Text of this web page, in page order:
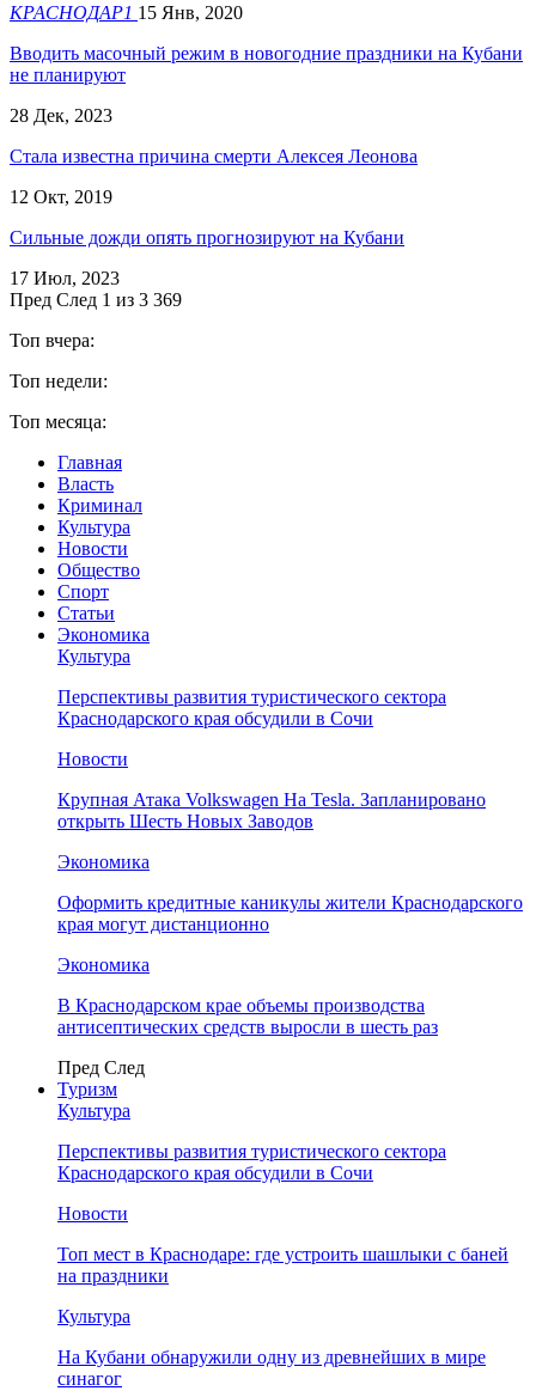
КРАСНОДАР1 15 Янв, 2020
Вводить масочный режим в новогодние праздники на Кубани
не планируют
28 Дек, 2023
Стала известна причина смерти Алексея Леонова
12 Окт, 2019
Сильные дожди опять прогнозируют на Кубани
17 Июл, 2023
Пред След 1 из 3 369
Топ вчера:
Топ недели:
Топ месяца:
Главная
Власть
Криминал
Культура
Новости
Общество
Спорт
Статьи
Экономика
Культура
Перспективы развития туристического сектора
Краснодарского края обсудили в Сочи
Новости
Крупная Атака Volkswagen На Tesla. Запланировано
открыть Шесть Новых Заводов
Экономика
Оформить кредитные каникулы жители Краснодарского
края могут дистанционно
Экономика
В Краснодарском крае объемы производства
антисептических средств выросли в шесть раз
Пред След
Туризм
Культура
Перспективы развития туристического сектора
Краснодарского края обсудили в Сочи
Новости
Топ мест в Краснодаре: где устроить шашлыки с баней
на праздники
Культура
На Кубани обнаружили одну из древнейших в мире
синагог